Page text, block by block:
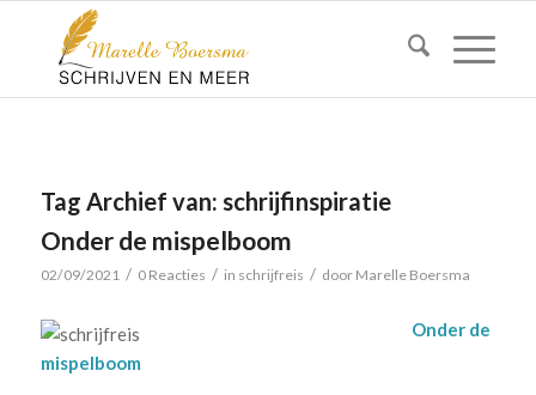
Tag Archief van: schrijfinspiratie
Onder de mispelboom
02/09/2021 / 0 Reacties / in schrijfreis / door Marelle Boersma
Onder de
mispelboom